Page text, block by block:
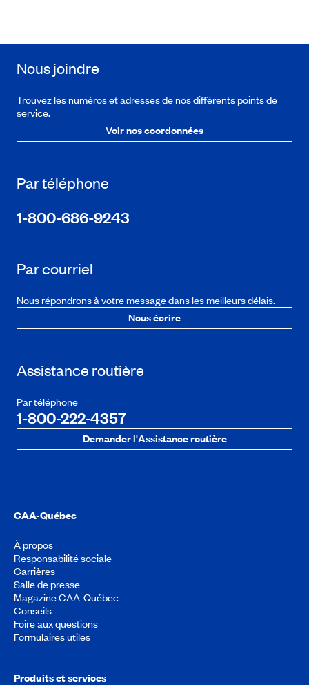
Nous joindre
Trouvez les numéros et adresses de nos différents points de
service.
Voir nos coordonnées
Par téléphone
1-800-686-9243
Par courriel
Nous répondrons à votre message dans les meilleurs délais.
Nous écrire
Assistance routière
Par téléphone
1-800-222-4357
Demander l'Assistance routière
CAA-Québec
À propos
Responsabilité sociale
Carrières
Salle de presse
Magazine CAA-Québec
Conseils
Foire aux questions
Formulaires utiles
Produits et services